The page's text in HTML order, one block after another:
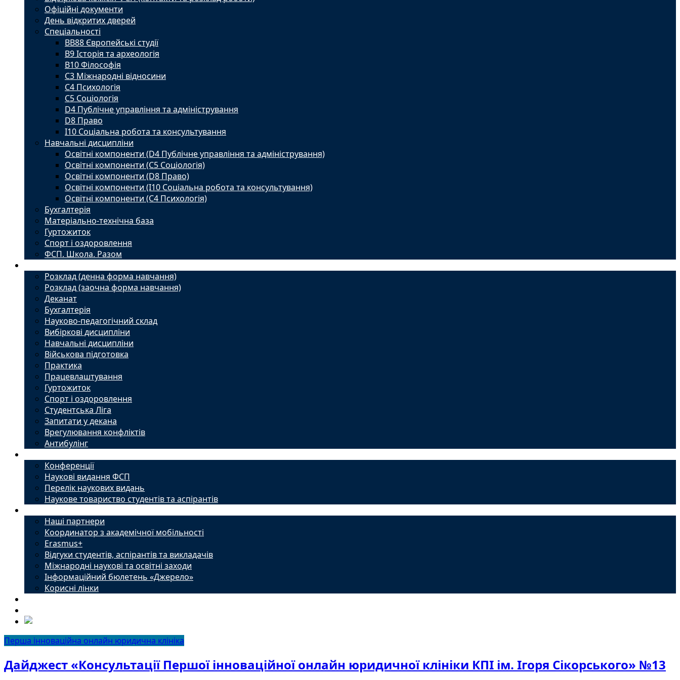
Офіційні документи
День відкритих дверей
Спеціальності
BВ88 Європейські студії
B9 Історія та археологія
B10 Філософія
C3 Міжнародні відносини
C4 Психологія
С5 Соціологія
D4 Публічне управління та адміністрування
D8 Право
I10 Соціальна робота та консультування
Навчальні дисципліни
Освітні компоненти (D4 Публічне управління та адміністрування)
Освітні компоненти (С5 Соціологія)
Освітні компоненти (D8 Право)
Освітні компоненти (I10 Соціальна робота та консультування)
Освітні компоненти (С4 Психологія)
Бухгалтерія
Матеріально-технічна база
Гуртожиток
Спорт і оздоровлення
ФСП. Школа. Разом
Розклад (денна форма навчання)
Розклад (заочна форма навчання)
Деканат
Бухгалтерія
Науково-педагогічний склад
Вибіркові дисципліни
Навчальні дисципліни
Військова підготовка
Практика
Працевлаштування
Гуртожиток
Спорт і оздоровлення
Студентська Ліга
Запитати у декана
Врегулювання конфліктів
Антибулінг
Конференції
Наукові видання ФСП
Перелік наукових видань
Наукове товариство студентів та аспірантів
Наші партнери
Координатор з академічної мобільності
Erasmus+
Відгуки студентів, аспірантів та викладачів
Міжнародні наукові та освітні заходи
Інформаційний бюлетень «Джерело»
Корисні лінки
Перша інноваційна онлайн юридична клініка
Дайджест «Консультації Першої інноваційної онлайн юридичної клініки КПІ ім. Ігоря Сікорського» №13